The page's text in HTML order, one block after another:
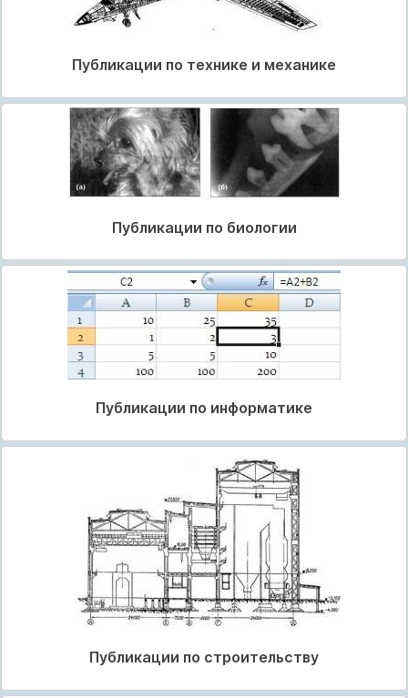
Публикации по технике и механике
Публикации по биологии
Публикации по информатике
Публикации по строительству